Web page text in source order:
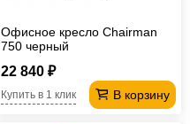
Офисное кресло Chairman
750 черный
22 840 ₽
В корзину
Купить в 1 клик